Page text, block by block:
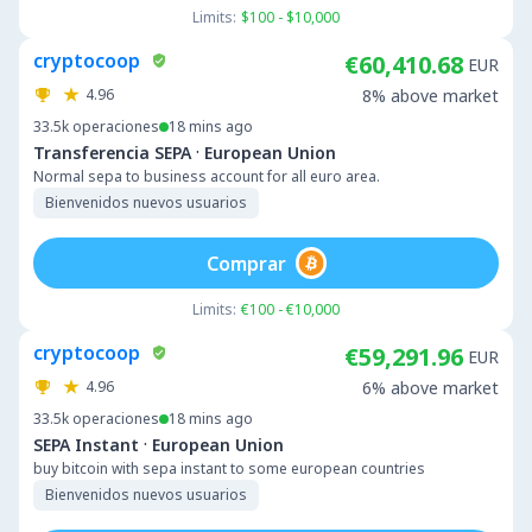
Limits: $100 - $10,000
cryptocoop
4.96
33.5k operaciones 18 mins ago
Transferencia SEPA · European Union
Normal sepa to business account for all euro area.
Bienvenidos nuevos usuarios
€60,410.68 EUR
8% above market
Limits: €100 - €10,000
Comprar
cryptocoop
4.96
33.5k operaciones 18 mins ago
SEPA Instant · European Union
buy bitcoin with sepa instant to some european countries
Bienvenidos nuevos usuarios
€59,291.96 EUR
6% above market